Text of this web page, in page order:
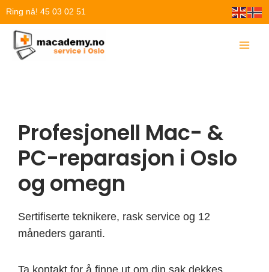
Hopp
innholdet
Ring nå! 45 03 02 51
Profesjonell Mac- &
PC-reparasjon i Oslo
og omegn
Sertifiserte teknikere, rask service og 12
måneders garanti.
Ta kontakt for å finne ut om din sak dekkes